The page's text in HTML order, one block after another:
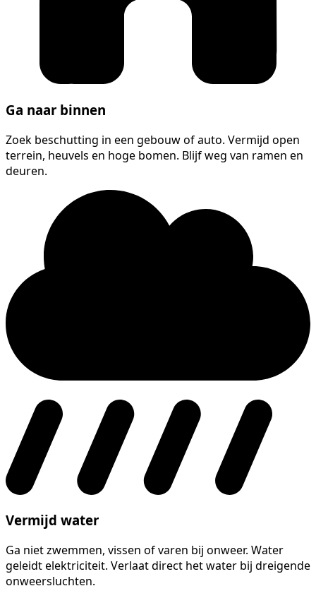
Ga naar binnen
Zoek beschutting in een gebouw of auto. Vermijd open
terrein, heuvels en hoge bomen. Blijf weg van ramen en
deuren.
Vermijd water
Ga niet zwemmen, vissen of varen bij onweer. Water
geleidt elektriciteit. Verlaat direct het water bij dreigende
onweersluchten.